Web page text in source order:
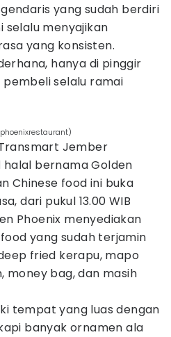
yang sudah berdiri
selalu menyajikan
yang konsisten.
hanya di pinggir
pembeli selalu ramai
Jember
bernama Golden
Chinese food ini buka
dari pukul 13.00 WIB
Phoenix menyediakan
yang sudah terjamin
fried kerapu, mapo
money bag, dan masih
tempat yang luas dengan
banyak ornamen ala